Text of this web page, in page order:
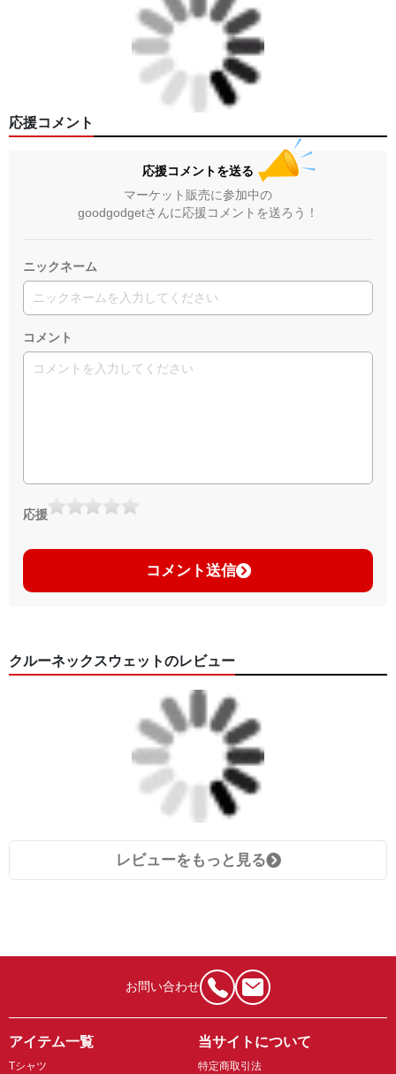
応援コメント
応援コメントを送る
マーケット販売に参加中の
goodgodgetさんに応援コメントを送ろう！
ニックネーム
コメント
応援
コメント送信
クルーネックスウェットのレビュー
レビューをもっと見る
お問い合わせ
アイテム一覧
Tシャツ
当サイトについて
特定商取引法